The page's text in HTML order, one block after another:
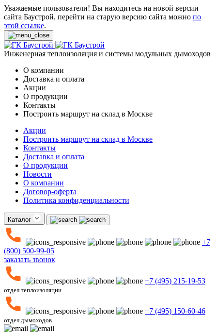
Уважаемые пользователи! Вы находитесь на новой версии
сайта Баустрой, перейти на старую версию сайта можно по
этой ссылке.
Инженерная теплоизоляция и системы модульных дымоходов
О компании
Доставка и оплата
Акции
О продукции
Контакты
Построить маршрут на склад в Москве
Акции
Построить маршрут на склад в Москве
Контакты
Доставка и оплата
О продукции
Новости
О компании
Договор-оферта
Политика конфиденциальности
Каталог
+7
(800) 500-99-05
заказать звонок
+7 (495) 215-19-53
отдел теплоизоляции
+7 (495) 150-60-46
отдел дымоходов